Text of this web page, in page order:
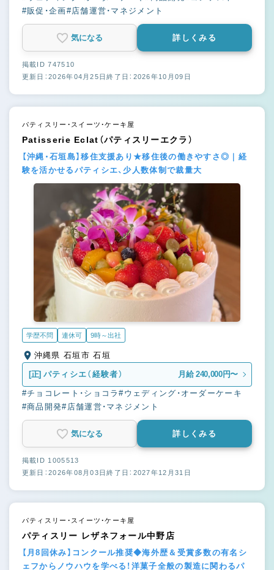
#販促・企画#店舗運営・マネジメント
気になる 詳しくみる
掲載ID 747510
更新日：2026年04月25日終了日：2026年10月09日
パティスリー・スイーツ・ケーキ屋
Patisserie Eclat（パティスリーエクラ）
【沖縄・石垣島】移住支援あり★移住後の働きやすさ◎｜経
験を活かせるパティシエ、少人数体制で裁量大
学歴不問 連休可 9時～出社
沖縄県 石垣市 石垣
[正] パティシエ（経験者） 月給 240,000円〜
#チョコレート・ショコラ#ウェディング・オーダーケーキ
#商品開発#店舗運営・マネジメント
気になる 詳しくみる
掲載ID 1005513
更新日：2026年08月03日終了日：2027年12月31日
パティスリー・スイーツ・ケーキ屋
パティスリー レザネフォール中野店
【月8回休み】コンクール推奨◆海外歴＆受賞多数の有名シ
ェフからノウハウを学べる！洋菓子全般の製造に関わるパ